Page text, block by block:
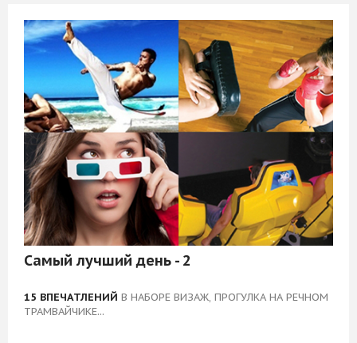
Самый лучший день - 2
15 ВПЕЧАТЛЕНИЙ В НАБОРЕ ВИЗАЖ, ПРОГУЛКА НА РЕЧНОМ
ТРАМВАЙЧИКЕ...